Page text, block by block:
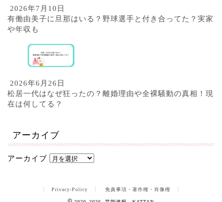
2026年7月10日
有働由美子に旦那はいる？野球選手と付き合ってた？実家
や年収も
2026年6月26日
松居一代はなぜ狂ったの？離婚理由や全裸騒動の真相！現
在は何してる？
アーカイブ
アーカイブ
Privacy-Policy 免責事項・著作権・肖像権